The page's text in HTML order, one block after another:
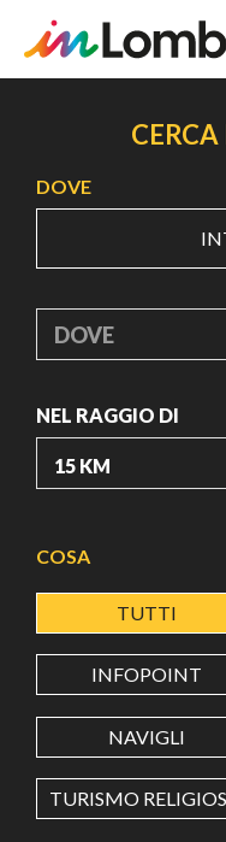
principale
DOVE
DOVE
NEL RAGGIO DI
LATITUDINE
LONGITUDINE
Value in decimal
COSA
TUTTI
INFOPOINT
NAVIGLI
TURISMO